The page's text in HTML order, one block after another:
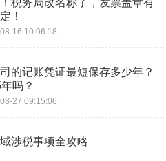
税务局改名称了，发票盖章有
！
16 10:06:18
的记账凭证最短保存多少年？
吗？
27 09:15:06
涉税事项全攻略